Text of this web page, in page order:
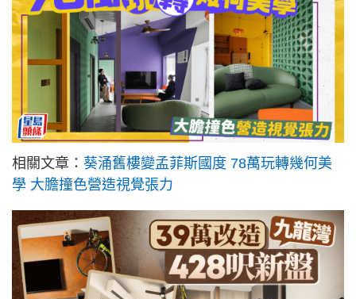
相關文章： 葵涌舊樓變孟菲斯國度 78萬玩轉幾何美
學 大膽撞色營造視覺張力